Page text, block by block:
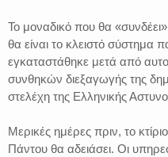
Το μοναδικό που θα
θα είναι το κλειστό σύστημα
εγκαταστάθηκε μετά από
συνθηκών διεξαγωγής της
στελέχη της Ελληνικής
Μερικές ημέρες πριν, το
Πάντου θα αδειάσει. Οι